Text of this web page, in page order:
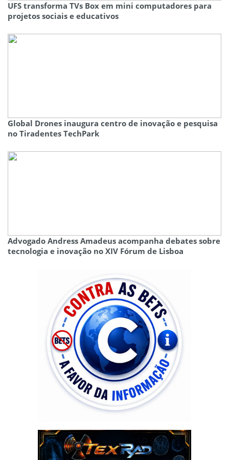
UFS transforma TVs Box em mini computadores para
projetos sociais e educativos
Global Drones inaugura centro de inovação e pesquisa
no Tiradentes TechPark
Advogado Andress Amadeus acompanha debates sobre
tecnologia e inovação no XIV Fórum de Lisboa